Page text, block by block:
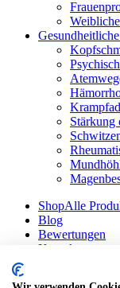
Stärkung
ShopAlle
Blog
Bewertungen
Kontakt